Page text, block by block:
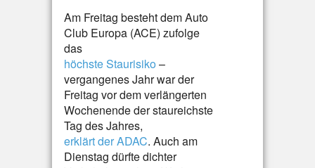
Am Freitag besteht dem Auto
Club Europa (ACE) zufolge
das
höchste Staurisiko –
vergangenes Jahr war der
Freitag vor dem verlängerten
Wochenende der staureichste
Tag des Jahres,
erklärt der ADAC. Auch am
Dienstag dürfte dichter